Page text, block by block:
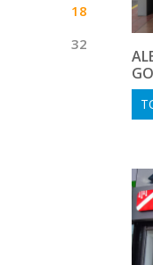
18
32